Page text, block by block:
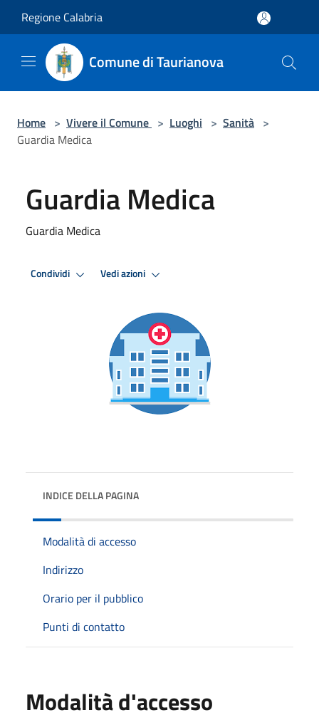
Regione Calabria
Comune di Taurianova
Home > Vivere il Comune > Luoghi > Sanità >
Guardia Medica
Guardia Medica
Guardia Medica
Condividi Vedi azioni
INDICE DELLA PAGINA
Modalità di accesso
Indirizzo
Orario per il pubblico
Punti di contatto
Modalità d'accesso